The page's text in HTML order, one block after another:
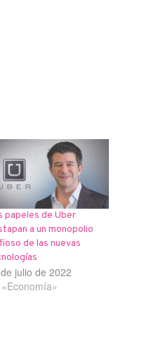
papeles de Uber
a un monopolio
de las nuevas
julio de 2022